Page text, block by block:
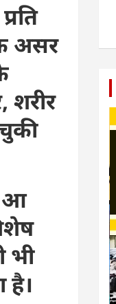
असर
शरीर
आ
भी
है।